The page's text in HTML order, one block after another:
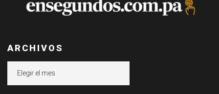
ARCHIVOS